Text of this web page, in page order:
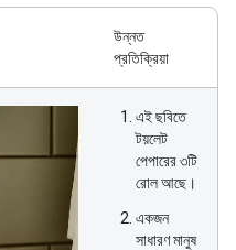
উন্নত
প্রতিক্রিয়া
এই ছবিতে
টয়লেট
পেপারের ৩টি
রোল আছে।
একজন
সাধারণ মানুষ